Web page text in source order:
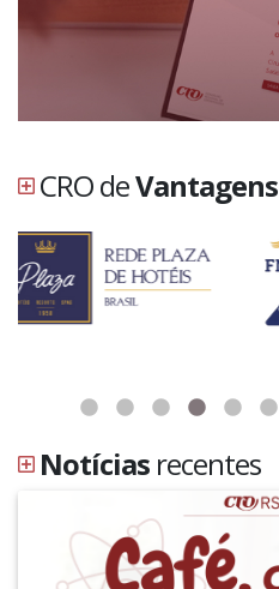
CRO deVantagens
Notícias recentes